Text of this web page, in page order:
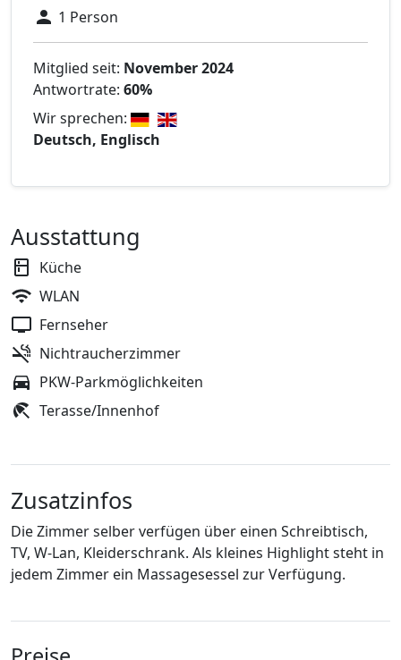
1 Person
Mitglied seit: November 2024
Antwortrate: 60%
Wir sprechen:
Deutsch, Englisch
Ausstattung
Küche
WLAN
Fernseher
Nichtraucherzimmer
PKW-Parkmöglichkeiten
Terasse/Innenhof
Zusatzinfos
Die Zimmer selber verfügen über einen Schreibtisch,
TV, W-Lan, Kleiderschrank. Als kleines Highlight steht in
jedem Zimmer ein Massagesessel zur Verfügung.